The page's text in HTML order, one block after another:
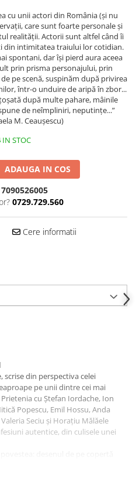
cu unii actori din România (și nu
care sunt foarte personale și
realității. Actorii sunt altfel când îi
din intimitatea traiului lor cotidian.
spontani, dar își pierd aura aceea
prin prisma personajului, prin
pe scenă, suspinăm după privirea
într-o unduire de aripă în zbor...
după multe pahare, mâinile
de neîmpliniri, neputințe...”
M. Ceaușescu)
IN STOC
ADAUGA IN COS
7090526005
0729.729.560
Cere informatii
din perspectiva celei
pe unii dintre cei mai
cu Ștefan Iordache, Ion
Popescu, Emil Hossu, Anda
Seciu și Horațiu Mălăele
autentice, din culisele unei
unul dintre artiștii evocați